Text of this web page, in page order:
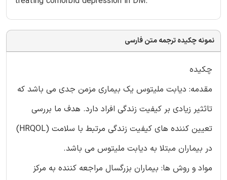
نمونه چکیده ترجمه متن فارسی
چکیده
مقدمه: دیابت ملیتوس یک بیماری مزمن جدی می باشد که
تاثثیر زیادی بر کیفیت زندگی افراد دارد. هدف ما بررسی
تعیین کننده های کیفیت زندگی مرتبط با سلامت (HRQOL)
در بیماران مبتلا به دیابت ملیتوس می باشد.
مواد و روش ها: بیماران بزرگسال مراجعه کننده به مرکز